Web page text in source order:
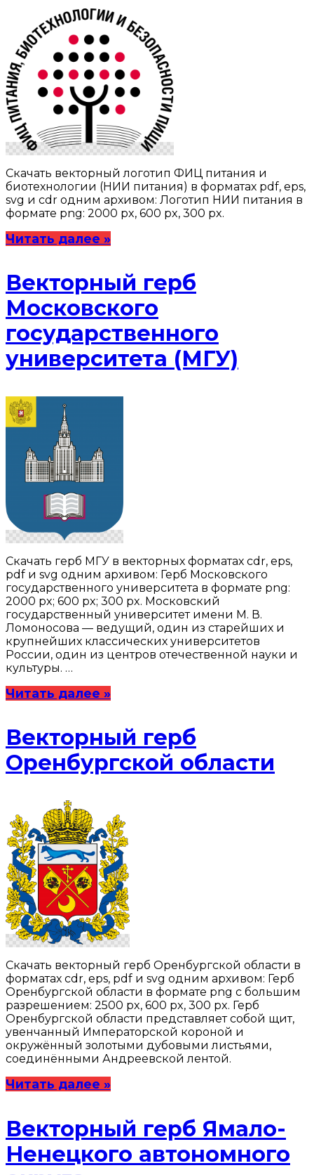
Скачать векторный логотип ФИЦ питания и
биотехнологии (НИИ питания) в форматах pdf, eps,
svg и cdr одним архивом: Логотип НИИ питания в
формате png: 2000 px, 600 px, 300 px.
Читать далее »
Векторный герб
Московского
государственного
университета (МГУ)
Скачать герб МГУ в векторных форматах cdr, eps,
pdf и svg одним архивом: Герб Московского
государственного университета в формате png:
2000 px; 600 px; 300 px. Московский
государственный университет имени М. В.
Ломоносова — ведущий, один из старейших и
крупнейших классических университетов
России, один из центров отечественной науки и
культуры. …
Читать далее »
Векторный герб
Оренбургской области
Скачать векторный герб Оренбургской области в
форматах cdr, eps, pdf и svg одним архивом: Герб
Оренбургской области в формате png с большим
разрешением: 2500 px, 600 px, 300 px. Герб
Оренбургской области представляет собой щит,
увенчанный Императорской короной и
окружённый золотыми дубовыми листьями,
соединёнными Андреевской лентой.
Читать далее »
Векторный герб Ямало-
Ненецкого автономного